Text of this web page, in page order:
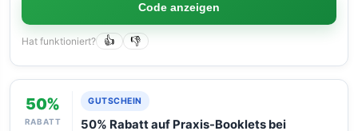
Code anzeigen
Hat funktioniert? 👍 👎
50%
RABATT
GUTSCHEIN
50% Rabatt auf Praxis-Booklets bei